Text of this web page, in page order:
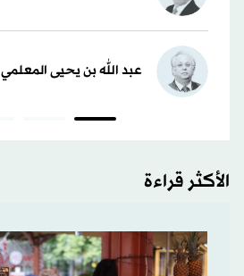
عبد الله بن يحيى المعلمي
الأكثر قراءة